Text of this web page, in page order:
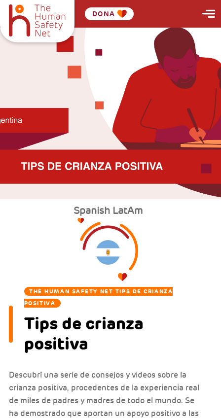
DONA
Spanish LatAm
THE HUMAN SAFETY NET TIPS DE CRIANZA
POSITIVA
Tips de crianza
positiva
Descubrí una serie de consejos y videos sobre la
crianza positiva, procedentes de la experiencia real
de miles de padres y madres de todo el mundo. Se
ha demostrado que aportan un apoyo positivo a las